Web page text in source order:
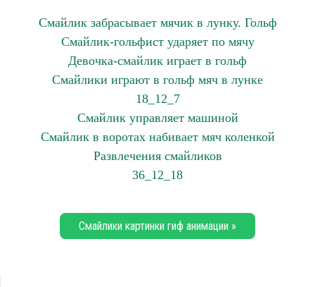
Смайлик забрасывает мячик в лунку. Гольф
Смайлик-гольфист ударяет по мячу
Девочка-смайлик играет в гольф
Смайлики играют в гольф мяч в лунке
18_12_7
Смайлик управляет машиной
Смайлик в воротах набивает мяч коленкой
Развлечения смайликов
36_12_18
Смайлики картинки гиф анимации »